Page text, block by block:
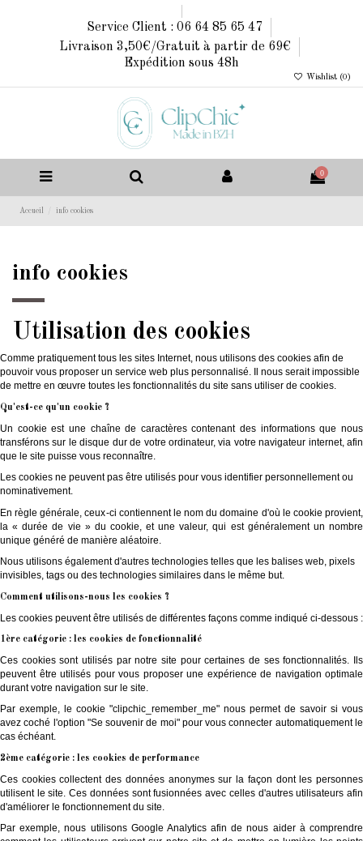
Service Client : 06 64 85 65 47
Livraison 3,50€/Gratuit à partir de 69€
Expédition sous 48h
Wishlist (0 )
0
Accueil info cookies
info cookies
Utilisation des cookies
Comme pratiquement tous les sites Internet, nous utilisons des cookies afin de
pouvoir vous proposer un service web plus personnalisé. Il nous serait impossible
de mettre en œuvre toutes les fonctionnalités du site sans utiliser de cookies.
Qu'est-ce qu'un cookie ?
Un cookie est une chaîne de caractères contenant des informations que nous
transférons sur le disque dur de votre ordinateur, via votre navigateur internet, afin
que le site puisse vous reconnaître.
Les cookies ne peuvent pas être utilisés pour vous identifier personnellement ou
nominativement.
En règle générale, ceux-ci contiennent le nom du domaine d'où le cookie provient,
la « durée de vie » du cookie, et une valeur, qui est généralement un nombre
unique généré de manière aléatoire.
Nous utilisons également d'autres technologies telles que les balises web, pixels
invisibles, tags ou des technologies similaires dans le même but.
Comment utilisons-nous les cookies ?
Les cookies peuvent être utilisés de différentes façons comme indiqué ci-dessous :
1ère catégorie : les cookies de fonctionnalité
Ces cookies sont utilisés par notre site pour certaines de ses fonctionnalités. Ils
peuvent être utilisés pour vous proposer une expérience de navigation optimale
durant votre navigation sur le site.
Par exemple, le cookie "clipchic_remember_me" nous permet de savoir si vous
avez coché l'option "Se souvenir de moi" pour vous connecter automatiquement le
cas échéant.
2ème catégorie : les cookies de performance
Ces cookies collectent des données anonymes sur la façon dont les personnes
utilisent le site. Ces données sont fusionnées avec celles d'autres utilisateurs afin
d'améliorer le fonctionnement du site.
Par exemple, nous utilisons Google Analytics afin de nous aider à comprendre